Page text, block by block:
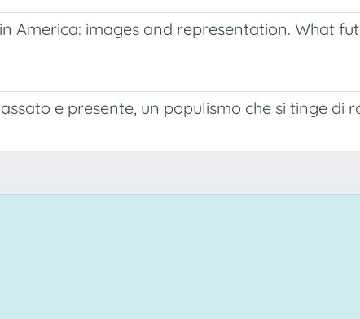
America: images and representation. What
e presente, un populismo che si tinge di